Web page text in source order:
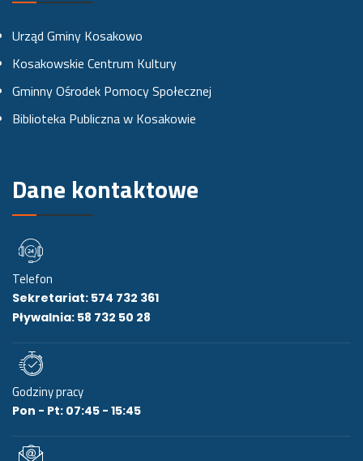
o
k
u
r
a
m
i
e
Urząd Gminy Kosakowo
Kosakowskie Centrum Kultury
Gminny Ośrodek Pomocy Społecznej
Biblioteka Publiczna w Kosakowie
Dane kontaktowe
Telefon
Sekretariat: 574 732 361
Pływalnia: 58 732 50 28
Godziny pracy
Pon - Pt: 07:45 - 15:45